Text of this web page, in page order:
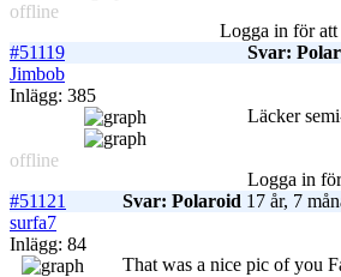
offline
Logga in för att
#51119
Svar:
Jimbob
Inlägg: 385
offline
Läcker
Logga in
#51121
Svar: Polaroid 17 år, 7
surfa7
Inlägg: 84
That was a nice pic of you